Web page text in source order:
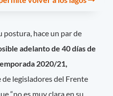
postura, hace un par de
adelanto de 40 días de
2020/21,
legisladores del Frente
“no es muy clara en su